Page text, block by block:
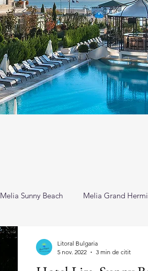
Melia Sunny Beach Melia Grand
Kristal
Litoral Bulgaria
5 nov. 2022
3 min de citit